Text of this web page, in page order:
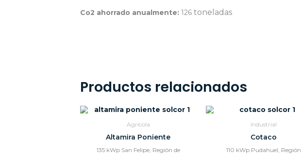
Co2 ahorrado anualmente: 126 toneladas
Productos relacionados
Agrícola
Altamira Poniente
135 kWp San Felipe, Región de
Industrial
Cotaco
110 kWp Pudahuel, Región